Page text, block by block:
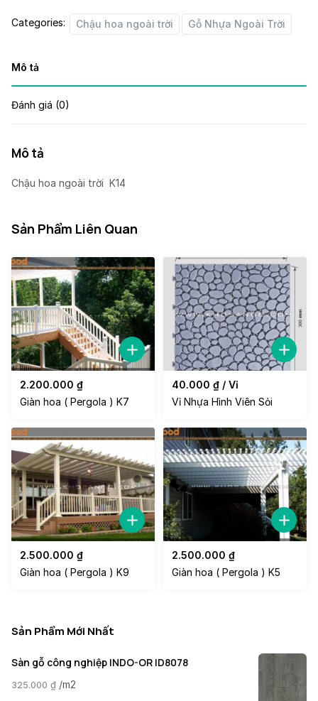
Categories: Chậu hoa ngoài trời Gỗ Nhựa Ngoài Trời
Mô tả
Đánh giá (0)
Mô tả
Chậu hoa ngoài trời K14
Sản Phẩm Liên Quan
2.200.000 ₫
Giàn hoa ( Pergola ) K7
40.000 ₫ / Vỉ
Vỉ Nhựa Hình Viên Sỏi
2.500.000 ₫
Giàn hoa ( Pergola ) K9
2.500.000 ₫
Giàn hoa ( Pergola ) K5
Sản Phẩm Mới Nhất
Sàn gỗ công nghiệp INDO-OR ID8078
325.000 ₫ /m2